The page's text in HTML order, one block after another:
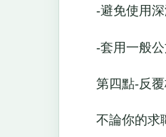
-避免使用深
-套用一般公
第四點-反覆
不論你的求職